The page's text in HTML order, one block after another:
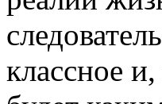
классное